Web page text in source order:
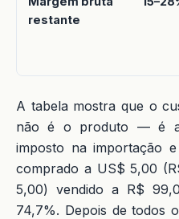
restante
A tabela mostra que o
não é o produto — é a
imposto na importação
comprado a US$ 5,00
5,00) vendido a R$
74,7%. Depois de todos